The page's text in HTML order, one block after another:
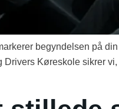
begyndelsen på
Drivers Køreskole sikrer